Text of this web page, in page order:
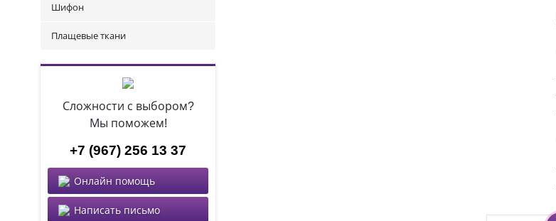
Шифон
Плащевые ткани
Сложности с выбором?
Мы поможем!
+7 (967) 256 13 37
Онлайн помощь
Написать письмо